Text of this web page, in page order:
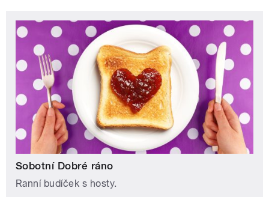
Sobotní Dobré ráno
Ranní budíček s hosty.